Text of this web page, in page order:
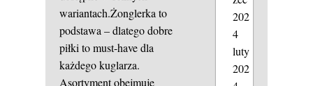
wariantach.Żonglerka to
podstawa – dlatego dobre
piłki to must-have dla
każdego kuglarza.
Asortyment obejmuje
202
4
luty
202